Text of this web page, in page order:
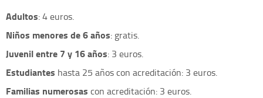
Adultos: 4 euros.
Niños menores de 6 años: gratis.
Juvenil entre 7 y 16 años: 3 euros.
Estudiantes hasta 25 años con acreditación: 3 euros.
Familias numerosas con acreditación: 3 euros.